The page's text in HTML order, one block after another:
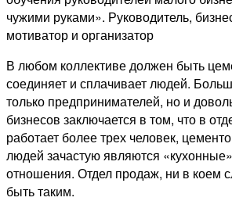
чужими руками». Руководитель,
мотиватор и организатор
В любом коллективе должен быть
соединяет и сплачивает людей.
только предпринимателей, но и
бизнесов заключается в том, что в
работает более трех человек,
людей зачастую являются
отношения. Отдел продаж, ни в коем
быть таким.